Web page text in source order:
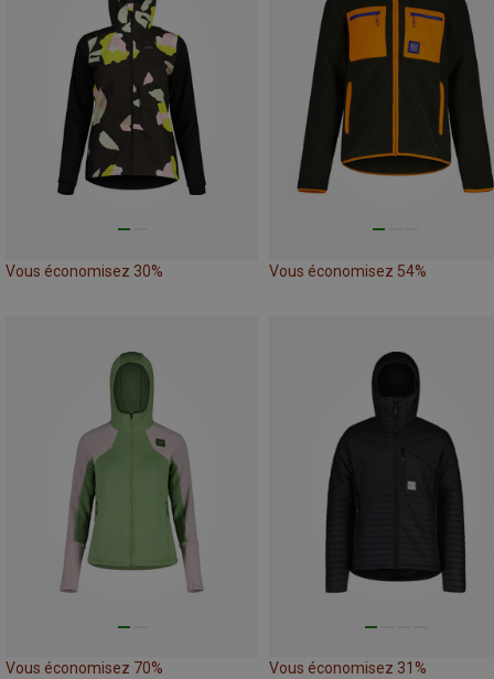
Vous économisez 30% Vous économisez 54%
Vous économisez 70% Vous économisez 31%